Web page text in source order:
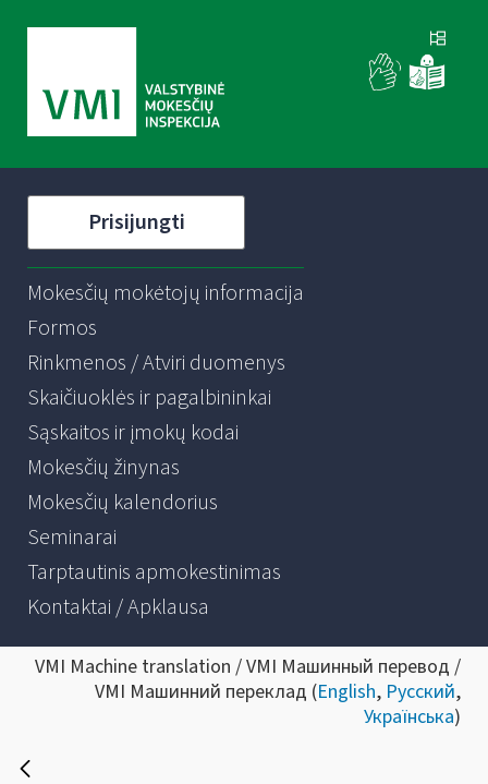
Prisijungti
Mokesčių mokėtojų informacija
Formos
Rinkmenos / Atviri duomenys
Skaičiuoklės ir pagalbininkai
Sąskaitos ir įmokų kodai
Mokesčių žinynas
Mokesčių kalendorius
Seminarai
Tarptautinis apmokestinimas
Kontaktai / Apklausa
VMI Machine translation / VMI Машинный перевод /
VMI Машинний переклад (English, Русский,
Українська)